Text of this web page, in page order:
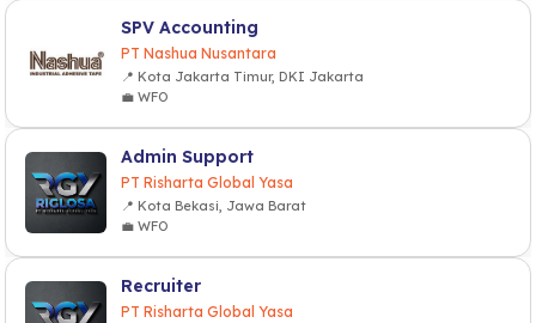
SPV Accounting
PT Nashua Nusantara
📍 Kota Jakarta Timur, DKI Jakarta
💼 WFO
Admin Support
PT Risharta Global Yasa
📍 Kota Bekasi, Jawa Barat
💼 WFO
Recruiter
PT Risharta Global Yasa